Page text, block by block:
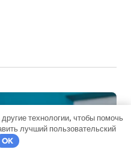
технологии, чтобы помочь
лучший пользовательский
OK